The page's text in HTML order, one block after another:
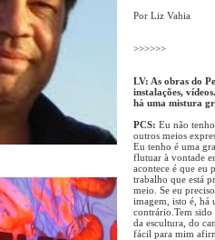
Por Liz Vahia
>>>>>>
LV: As obras do
instalações,
há uma mistura
PCS: Eu não
outros meios
Eu tenho é uma
flutuar à vontade
acontece é que eu
trabalho que está
meio. Se eu
imagem, isto é, há
contrário.Tem sido
da escultura, do
fácil para mim